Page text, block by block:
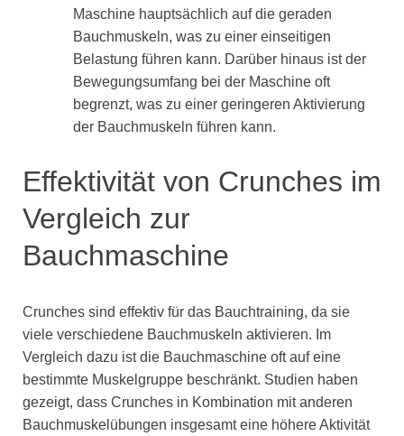
Maschine hauptsächlich auf die geraden
Bauchmuskeln, was zu einer einseitigen
Belastung führen kann. Darüber hinaus ist der
Bewegungsumfang bei der Maschine oft
begrenzt, was zu einer geringeren Aktivierung
der Bauchmuskeln führen kann.
Effektivität von Crunches im
Vergleich zur
Bauchmaschine
Crunches sind effektiv für das Bauchtraining, da sie
viele verschiedene Bauchmuskeln aktivieren. Im
Vergleich dazu ist die Bauchmaschine oft auf eine
bestimmte Muskelgruppe beschränkt. Studien haben
gezeigt, dass Crunches in Kombination mit anderen
Bauchmuskelübungen insgesamt eine höhere Aktivität